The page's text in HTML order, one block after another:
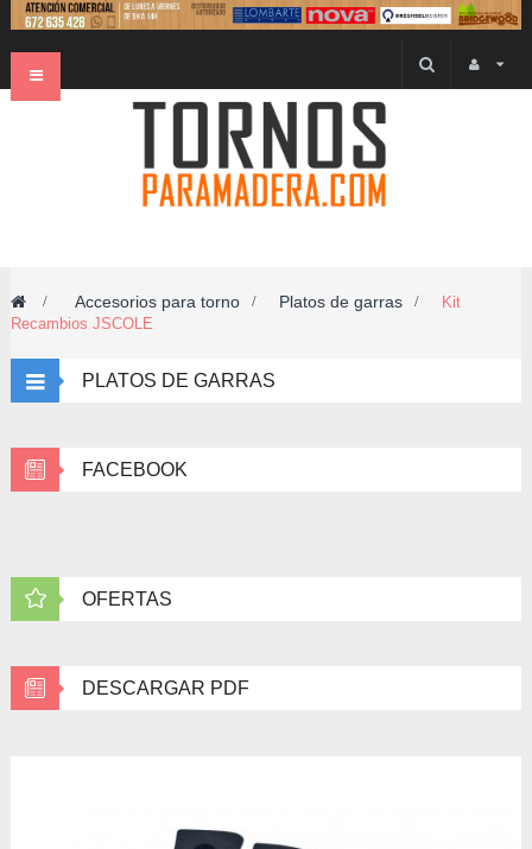
Navegación
> Accesorios para torno > Platos de garras >
Kit
Recambios JSCOLE
PLATOS DE GARRAS
FACEBOOK
OFERTAS
DESCARGAR PDF